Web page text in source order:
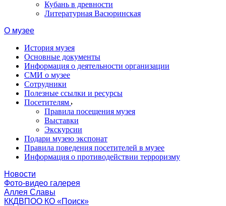
Кубань в древности
Литературная Васюринская
О музее
История музея
Основные документы
Информация о деятельности организации
СМИ о музее
Сотрудники
Полезные ссылки и ресурсы
Посетителям
Правила посещения музея
Выставки
Экскурсии
Подари музею экспонат
Правила поведения посетителей в музее
Информация о противодействии терроризму
Новости
Фото-видео галерея
Аллея Славы
ККДВПОО КО «Поиск»